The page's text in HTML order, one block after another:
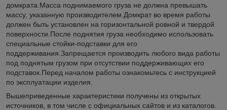
домкрата.Масса поднимаемого груза не должна превышать
массу, указанную производителем.Домкрат во время работы
должен быть установлен на горизонтальной ровной и твердой
поверхности.После поднятия груза необходимо использовать
специальные стойки-подставки для его
поддерживания.Запрещается производить любого вида работы
под поднятым грузом при отсутствии поддерживающих его
подставок.Перед началом работы ознакомьтесь с инструкцией
по эксплуатации изделия.
Вышеприведенные характеристики получены из открытых
источников, в том числе с официальных сайтов и из каталогов.